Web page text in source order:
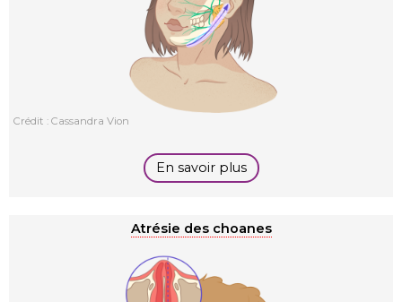
Crédit : Cassandra Vion
En savoir plus
Atrésie des choanes